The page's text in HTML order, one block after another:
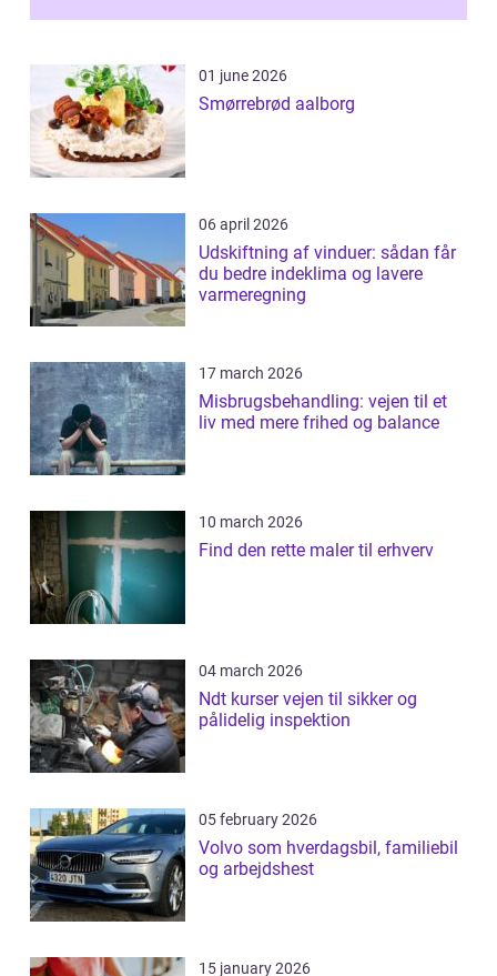
01 june 2026
Smørrebrød aalborg
06 april 2026
Udskiftning af vinduer: sådan får
du bedre indeklima og lavere
varmeregning
17 march 2026
Misbrugsbehandling: vejen til et
liv med mere frihed og balance
10 march 2026
Find den rette maler til erhverv
04 march 2026
Ndt kurser vejen til sikker og
pålidelig inspektion
05 february 2026
Volvo som hverdagsbil, familiebil
og arbejdshest
15 january 2026